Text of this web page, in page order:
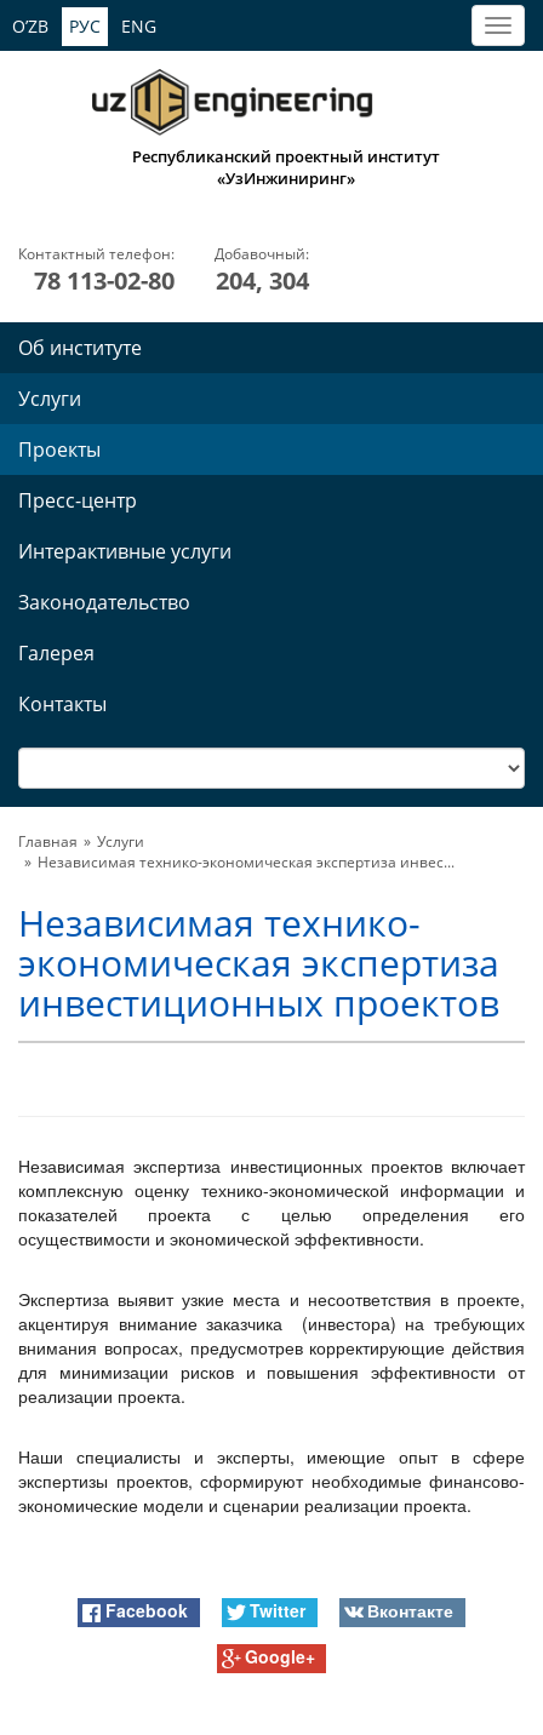
O’ZB РУС ENG
Республиканский проектный институт
«УзИнжиниринг»
Контактный телефон:
78 113-02-80
Добавочный:
204, 304
Об институте
Услуги
Проекты
Пресс-центр
Интерактивные услуги
Законодательство
Галерея
Контакты
Главная
Услуги
Независимая технико-экономическая экcпертиза инвес...
Независимая технико-
экономическая экcпертиза
инвестиционных проектов
Независимая экспертиза инвестиционных проектов включает
комплексную оценку технико-экономической информации и
показателей проекта с целью определения его
осуществимости и экономической эффективности.
Экспертиза выявит узкие места и несоответствия в проекте,
акцентируя внимание заказчика (инвестора) на требующих
внимания вопросах, предусмотрев корректирующие действия
для минимизации рисков и повышения эффективности от
реализации проекта.
Наши специалисты и эксперты, имеющие опыт в сфере
экспертизы проектов, сформируют необходимые финансово-
экономические модели и сценарии реализации проекта.
Facebook Twitter
Вконтакте
Google+